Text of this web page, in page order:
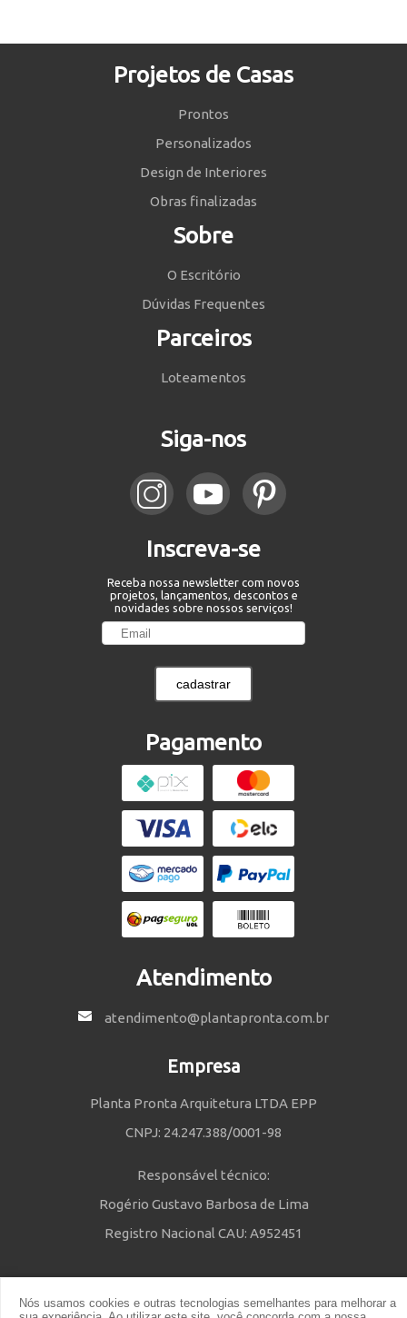
Nós usamos cookies e outras tecnologias semelhantes para melhorar a
Projetos de Casas
Prontos
Personalizados
Design de Interiores
Obras finalizadas
Sobre
O Escritório
Dúvidas Frequentes
Parceiros
Loteamentos
Siga-nos
Inscreva-se
Receba nossa newsletter com novos
projetos, lançamentos, descontos e
novidades sobre nossos serviços!
cadastrar
Pagamento
Atendimento
atendimento@plantapronta.com.br
Empresa
Planta Pronta Arquitetura LTDA EPP
CNPJ: 24.247.388/0001-98
Responsável técnico:
Rogério Gustavo Barbosa de Lima
Registro Nacional CAU: A952451
Política de Privacidade eTermos e Condições | © 2014 - 2021 Powered